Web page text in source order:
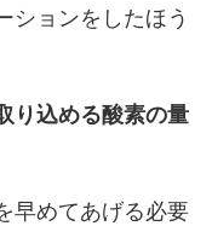
ションをしたほう
り込める酸素の量
早めてあげる必要